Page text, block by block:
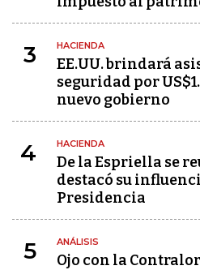
3 HACIENDA
EE.UU. brindará
seguridad por
nuevo gobierno
4 HACIENDA
De la Espriella se
destacó su
Presidencia
5 ANÁLISIS
Ojo con la